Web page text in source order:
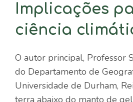
Implicações
ciência
O autor principal, Professor
do Departamento de
Universidade de Durham,
terra abaixo do manto de